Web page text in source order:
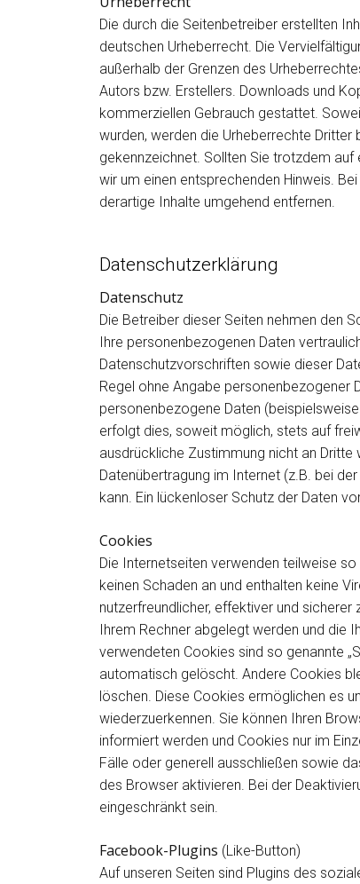
Die durch die Seitenbetreiber erstellten
deutschen Urheberrecht. Die
außerhalb der Grenzen des
Autors bzw. Erstellers. Downloads und
kommerziellen Gebrauch gestattet.
wurden, werden die Urheberrechte
gekennzeichnet. Sollten Sie trotzdem
wir um einen entsprechenden Hinweis.
derartige Inhalte umgehend entfernen.
Datenschutzerklärung
Datenschutz
Die Betreiber dieser Seiten nehmen den
Ihre personenbezogenen Daten
Datenschutzvorschriften sowie dieser
Regel ohne Angabe personenbezogener
personenbezogene Daten
erfolgt dies, soweit möglich, stets auf
ausdrückliche Zustimmung nicht an
Datenübertragung im Internet (z.B. bei
kann. Ein lückenloser Schutz der Daten
Cookies
Die Internetseiten verwenden teilweise
keinen Schaden an und enthalten keine
nutzerfreundlicher, effektiver und
Ihrem Rechner abgelegt werden und die
verwendeten Cookies sind so genannte
automatisch gelöscht. Andere Cookies
löschen. Diese Cookies ermöglichen es
wiederzuerkennen. Sie können Ihren
informiert werden und Cookies nur im
Fälle oder generell ausschließen sowie
des Browser aktivieren. Bei der
eingeschränkt sein.
Facebook-Plugins (Like-Button)
Auf unseren Seiten sind Plugins des